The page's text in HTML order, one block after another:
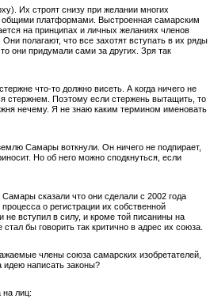
Их строят снизу при желании многих
общими платформами. Выстроенная самарским
на принципах и личных желаниях членов
Они полагают, что все захотят вступать в их ряды
они придумали сами за других. Зря так
что-то должно висеть. А когда ничего не
стержнем. Поэтому если стержень вытащить, то
нечему. Я не знаю каким термином именовать
Самары воткнули. Он ничего не подпирает,
Но об него можно сподкнуться, если
сказали что они сделали с 2002 года
о регистрации их собственной
не вступил в силу, и кроме той писанины на
бы говорить так критично в адрес их союза.
члены союза самарских изобретателей,
идею написать законы?
на лиц: